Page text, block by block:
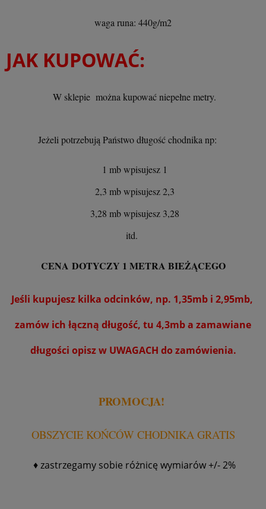
waga runa: 440g/m2
JAK KUPOWAĆ:
W sklepie można kupować niepełne metry.
Jeżeli potrzebują Państwo długość chodnika np:
1 mb wpisujesz 1
2,3 mb wpisujesz 2,3
3,28 mb wpisujesz 3,28
itd.
CENA DOTYCZY 1 METRA BIEŻĄCEGO
Jeśli kupujesz kilka odcinków, np. 1,35mb i 2,95mb,
zamów ich łączną długość, tu 4,3mb a zamawiane
długości opisz w UWAGACH do zamówienia.
PROMOCJA!
OBSZYCIE KOŃCÓW CHODNIKA GRATIS
♦ zastrzegamy sobie różnicę wymiarów +/- 2%